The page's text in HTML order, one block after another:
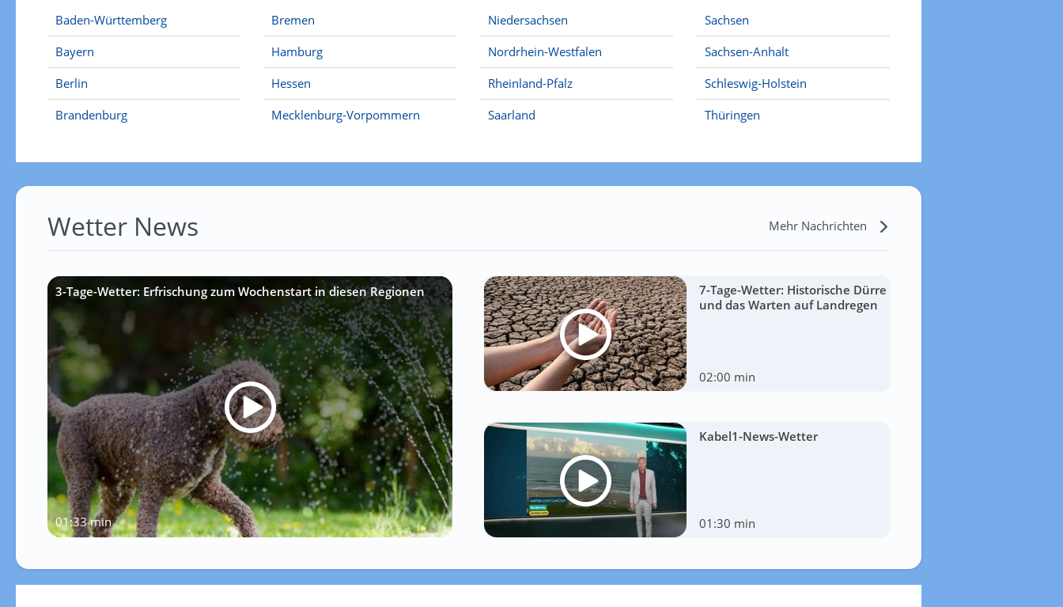
Baden-Württemberg
Bayern
Berlin
Brandenburg
Bremen
Hamburg
Hessen
Mecklenburg-Vorpommern
Niedersachsen
Nordrhein-Westfalen
Rheinland-Pfalz
Saarland
Sachsen
Sachsen-Anhalt
Schleswig-Holstein
Thüringen
Wetter News Mehr Nachrichten
3-Tage-Wetter: Erfrischung zum Wochenstart in diesen Regionen
01:33 min
7-Tage-Wetter: Historische Dürre
und das Warten auf Landregen
02:00 min
Kabel1-News-Wetter
01:30 min